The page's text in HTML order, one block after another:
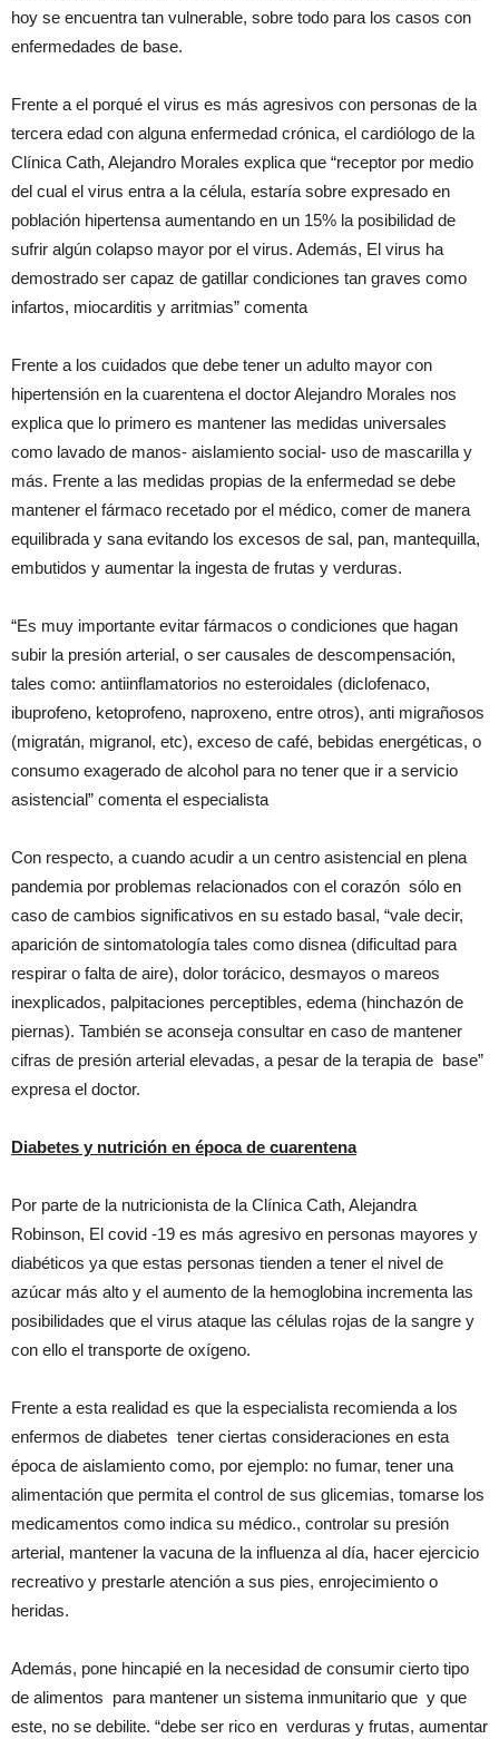
hoy se encuentra tan vulnerable, sobre todo para los casos con
enfermedades de base.
Frente a el porqué el virus es más agresivos con personas de la
tercera edad con alguna enfermedad crónica, el cardiólogo de la
Clínica Cath, Alejandro Morales explica que “receptor por medio
del cual el virus entra a la célula, estaría sobre expresado en
población hipertensa aumentando en un 15% la posibilidad de
sufrir algún colapso mayor por el virus. Además, El virus ha
demostrado ser capaz de gatillar condiciones tan graves como
infartos, miocarditis y arritmias” comenta
Frente a los cuidados que debe tener un adulto mayor con
hipertensión en la cuarentena el doctor Alejandro Morales nos
explica que lo primero es mantener las medidas universales
como lavado de manos- aislamiento social- uso de mascarilla y
más. Frente a las medidas propias de la enfermedad se debe
mantener el fármaco recetado por el médico, comer de manera
equilibrada y sana evitando los excesos de sal, pan, mantequilla,
embutidos y aumentar la ingesta de frutas y verduras.
“Es muy importante evitar fármacos o condiciones que hagan
subir la presión arterial, o ser causales de descompensación,
tales como: antiinflamatorios no esteroidales (diclofenaco,
ibuprofeno, ketoprofeno, naproxeno, entre otros), anti migrañosos
(migratán, migranol, etc), exceso de café, bebidas energéticas, o
consumo exagerado de alcohol para no tener que ir a servicio
asistencial” comenta el especialista
Con respecto, a cuando acudir a un centro asistencial en plena
pandemia por problemas relacionados con el corazón sólo en
caso de cambios significativos en su estado basal, “vale decir,
aparición de sintomatología tales como disnea (dificultad para
respirar o falta de aire), dolor torácico, desmayos o mareos
inexplicados, palpitaciones perceptibles, edema (hinchazón de
piernas). También se aconseja consultar en caso de mantener
cifras de presión arterial elevadas, a pesar de la terapia de base”
expresa el doctor.
Diabetes y nutrición en época de cuarentena
Por parte de la nutricionista de la Clínica Cath, Alejandra
Robinson, El covid -19 es más agresivo en personas mayores y
diabéticos ya que estas personas tienden a tener el nivel de
azúcar más alto y el aumento de la hemoglobina incrementa las
posibilidades que el virus ataque las células rojas de la sangre y
con ello el transporte de oxígeno.
Frente a esta realidad es que la especialista recomienda a los
enfermos de diabetes tener ciertas consideraciones en esta
época de aislamiento como, por ejemplo: no fumar, tener una
alimentación que permita el control de sus glicemias, tomarse los
medicamentos como indica su médico., controlar su presión
arterial, mantener la vacuna de la influenza al día, hacer ejercicio
recreativo y prestarle atención a sus pies, enrojecimiento o
heridas.
Además, pone hincapié en la necesidad de consumir cierto tipo
de alimentos para mantener un sistema inmunitario que y que
este, no se debilite. “debe ser rico en verduras y frutas, aumentar